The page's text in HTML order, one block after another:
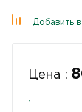
Добавить
Цена :